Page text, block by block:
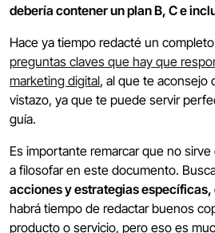
debería contener un plan B, C e
Hace ya tiempo redacté un
preguntas claves que hay que
marketing digital, al que te aconsejo
vistazo, ya que te puede servir
guía.
Es importante remarcar que no
a filosofar en este documento.
acciones y estrategias
habrá tiempo de redactar buenos
producto o servicio, pero eso es